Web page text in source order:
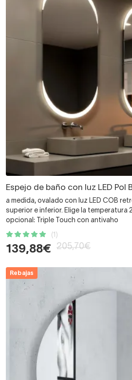
Espejo de baño con luz LED Pol
a medida, ovalado con luz LED COB
superior e inferior. Elige la temperatura
opcional: Triple Touch con antivaho
(1)
139,88€ 205,70€
Rebajas